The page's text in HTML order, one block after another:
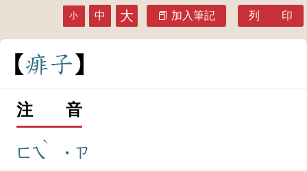
小 中 大 加入筆記 列 印
痱子
注 音
ㄈㄟ
ˋ
˙ㄗ